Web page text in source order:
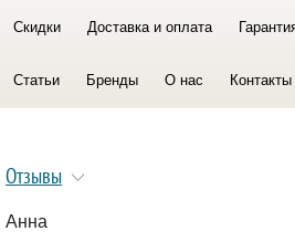
Скидки Доставка и оплата
Статьи Бренды О нас Контакты
Отзывы
Анна